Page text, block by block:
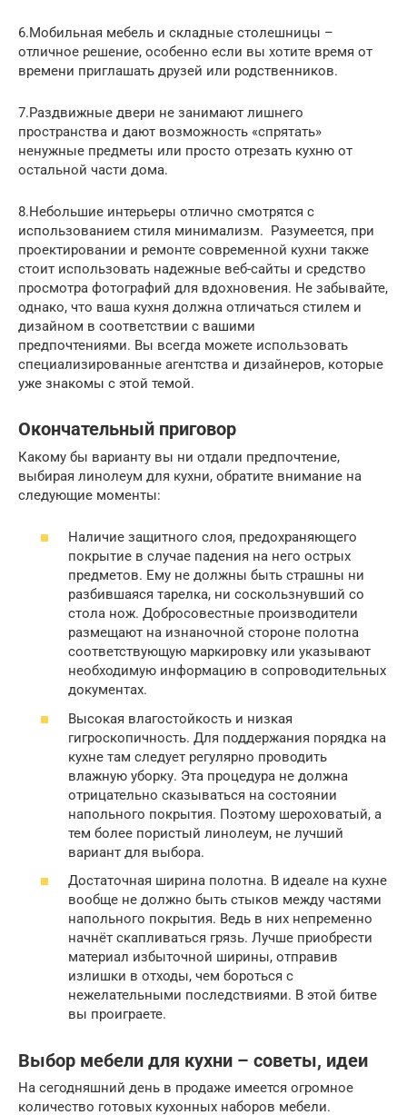
6.Мобильная мебель и складные столешницы –
отличное решение, особенно если вы хотите время от
времени приглашать друзей или родственников.
7.Раздвижные двери не занимают лишнего
пространства и дают возможность «спрятать»
ненужные предметы или просто отрезать кухню от
остальной части дома.
8.Небольшие интерьеры отлично смотрятся с
использованием стиля минимализм. Разумеется, при
проектировании и ремонте современной кухни также
стоит использовать надежные веб-сайты и средство
просмотра фотографий для вдохновения. Не забывайте,
однако, что ваша кухня должна отличаться стилем и
дизайном в соответствии с вашими
предпочтениями. Вы всегда можете использовать
специализированные агентства и дизайнеров, которые
уже знакомы с этой темой.
Окончательный приговор
Какому бы варианту вы ни отдали предпочтение,
выбирая линолеум для кухни, обратите внимание на
следующие моменты:
Наличие защитного слоя, предохраняющего
покрытие в случае падения на него острых
предметов. Ему не должны быть страшны ни
разбившаяся тарелка, ни соскользнувший со
стола нож. Добросовестные производители
размещают на изнаночной стороне полотна
соответствующую маркировку или указывают
необходимую информацию в сопроводительных
документах.
Высокая влагостойкость и низкая
гигроскопичность. Для поддержания порядка на
кухне там следует регулярно проводить
влажную уборку. Эта процедура не должна
отрицательно сказываться на состоянии
напольного покрытия. Поэтому шероховатый, а
тем более пористый линолеум, не лучший
вариант для выбора.
Достаточная ширина полотна. В идеале на кухне
вообще не должно быть стыков между частями
напольного покрытия. Ведь в них непременно
начнёт скапливаться грязь. Лучше приобрести
материал избыточной ширины, отправив
излишки в отходы, чем бороться с
нежелательными последствиями. В этой битве
вы проиграете.
Выбор мебели для кухни – советы, идеи
На сегодняшний день в продаже имеется огромное
количество готовых кухонных наборов мебели.